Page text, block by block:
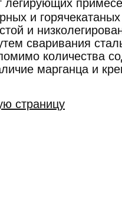
легирующих
и
и
сваривания
количества
марганца и
страницу